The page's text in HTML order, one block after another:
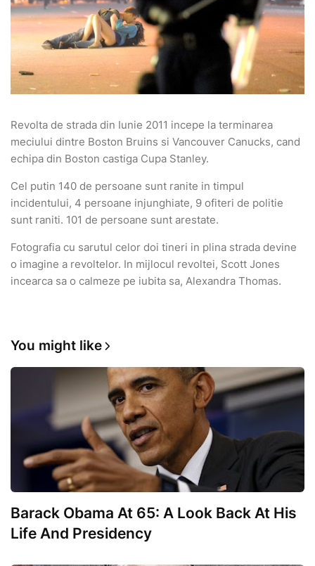
Revolta de strada din Iunie 2011 incepe la terminarea
meciului dintre Boston Bruins si Vancouver Canucks, cand
echipa din Boston castiga Cupa Stanley.
Cel putin 140 de persoane sunt ranite in timpul
incidentului, 4 persoane injunghiate, 9 ofiteri de politie
sunt raniti. 101 de persoane sunt arestate.
Fotografia cu sarutul celor doi tineri in plina strada devine
o imagine a revoltelor. In mijlocul revoltei, Scott Jones
incearca sa o calmeze pe iubita sa, Alexandra Thomas.
You might like
Barack Obama At 65: A Look Back At His
Life And Presidency